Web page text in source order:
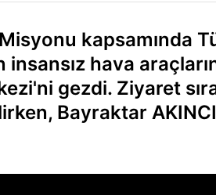
kapsamında
insansız hava
gezdi. Ziyaret
Bayraktar